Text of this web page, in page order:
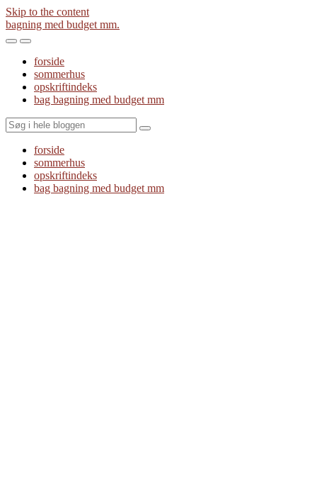
Skip to the content
bagning med budget mm.
Toggle
mobile
menu
Toggle
the
search
field
forside
sommerhus
opskriftindeks
bag bagning med budget mm
Search
forside
sommerhus
opskriftindeks
bag bagning med budget mm